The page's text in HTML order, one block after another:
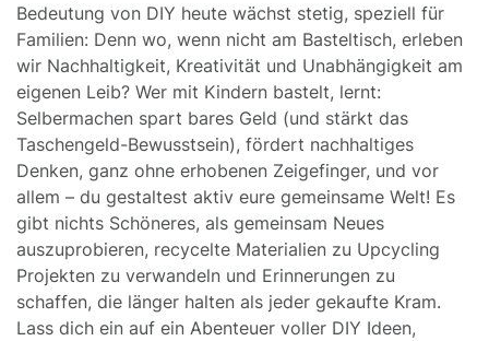
Bedeutung von DIY heute wächst stetig, speziell für
Familien: Denn wo, wenn nicht am Basteltisch, erleben
wir Nachhaltigkeit, Kreativität und Unabhängigkeit am
eigenen Leib? Wer mit Kindern bastelt, lernt:
Selbermachen spart bares Geld (und stärkt das
Taschengeld-Bewusstsein), fördert nachhaltiges
Denken, ganz ohne erhobenen Zeigefinger, und vor
allem – du gestaltest aktiv eure gemeinsame Welt! Es
gibt nichts Schöneres, als gemeinsam Neues
auszuprobieren, recycelte Materialien zu Upcycling
Projekten zu verwandeln und Erinnerungen zu
schaffen, die länger halten als jeder gekaufte Kram.
Lass dich ein auf ein Abenteuer voller DIY Ideen,